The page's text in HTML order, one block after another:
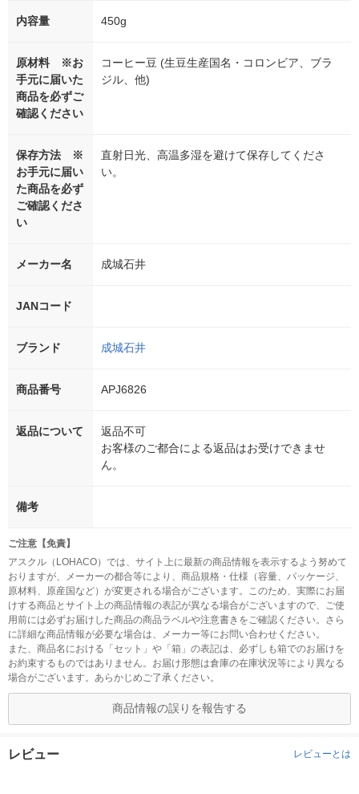
内容量 450g
原材料 ※お
手元に届いた
商品を必ずご
確認ください
コーヒー豆 (生豆生産国名・コロンビア、ブラ
ジル、他)
保存方法 ※
お手元に届い
た商品を必ず
ご確認くださ
い
直射日光、高温多湿を避けて保存してくださ
い。
メーカー名 成城石井
JANコード
ブランド 成城石井
商品番号 APJ6826
返品について
返品不可
お客様のご都合による返品はお受けできませ
ん。
備考
ご注意【免責】
アスクル（LOHACO）では、サイト上に最新の商品情報を表示するよう努めて
おりますが、メーカーの都合等により、商品規格・仕様（容量、パッケージ、
原材料、原産国など）が変更される場合がございます。このため、実際にお届
けする商品とサイト上の商品情報の表記が異なる場合がございますので、ご使
用前には必ずお届けした商品の商品ラベルや注意書きをご確認ください。さら
に詳細な商品情報が必要な場合は、メーカー等にお問い合わせください。
また、商品名における「セット」や「箱」の表記は、必ずしも箱でのお届けを
お約束するものではありません。お届け形態は倉庫の在庫状況等により異なる
場合がございます。あらかじめご了承ください。
商品情報の誤りを報告する
レビュー レビューとは